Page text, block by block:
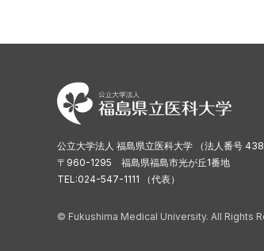
公立大学法人 福島県立医科大学 （法人番号
〒960-1295 福島県福島市光が丘1番地
TEL:024-547-1111 （代表）
© Fukushima Medical University. All Rights